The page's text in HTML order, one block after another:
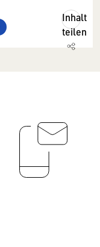
Inhalt
teilen